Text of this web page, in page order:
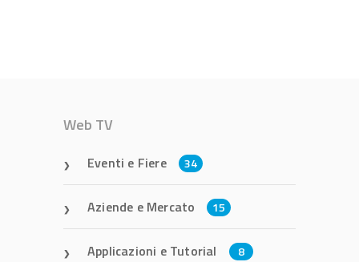
Web TV
Eventi e Fiere 34
Aziende e Mercato 15
Applicazioni e Tutorial 8